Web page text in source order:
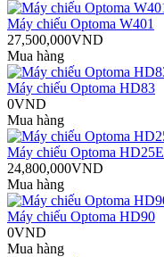
Máy chiếu Optoma W401
27,500,000VND
Mua hàng
Máy chiếu Optoma HD83
0VND
Mua hàng
Máy chiếu Optoma HD25E
24,800,000VND
Mua hàng
Máy chiếu Optoma HD90
0VND
Mua hàng